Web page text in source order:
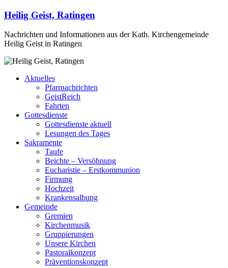
Heilig Geist, Ratingen
Nachrichten und Informationen aus der Kath. Kirchengemeinde
Heilig Geist in Ratingen
Aktuelles
Pfarrnachrichten
GeistReich
Fahrten
Gottesdienste
Gottesdienste aktuell
Lesungen des Tages
Sakramente
Taufe
Beichte – Versöhnung
Eucharistie – Erstkommunion
Firmung
Hochzeit
Krankensalbung
Gemeinde
Gremien
Kirchenmusik
Gruppierungen
Unsere Kirchen
Pastoralkonzept
Präventionskonzept